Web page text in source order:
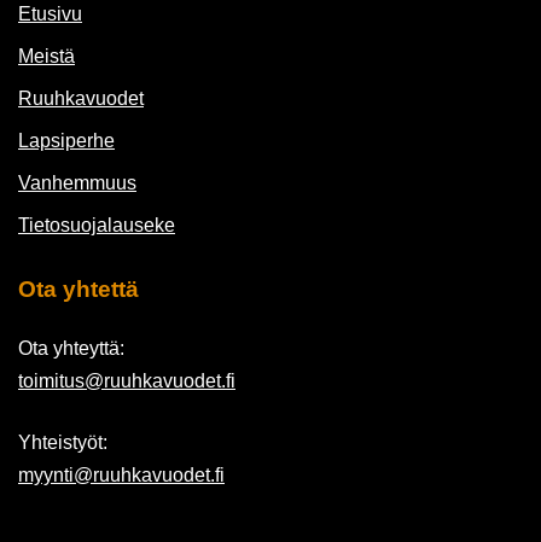
Etusivu
Meistä
Ruuhkavuodet
Lapsiperhe
Vanhemmuus
Tietosuojalauseke
Ota yhtettä
Ota yhteyttä:
toimitus@ruuhkavuodet.fi
Yhteistyöt:
myynti@ruuhkavuodet.fi